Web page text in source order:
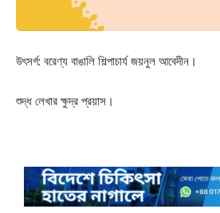
শুদ্ধ লেখার ক্ষুদ্র প্রয়াস।
কোনটা ঠিক?
☼ ভন্ড?
☼ ভণ্ড?